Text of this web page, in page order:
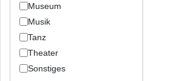
Museum
Musik
Tanz
Theater
Sonstiges